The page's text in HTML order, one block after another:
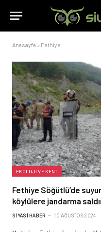
Anasayfa » Fethiye
EKOLOJI VE KENT
Fethiye Söğütlü’de
köylülere jandarma
SIYASI HABER 10 AĞUSTOS 2024